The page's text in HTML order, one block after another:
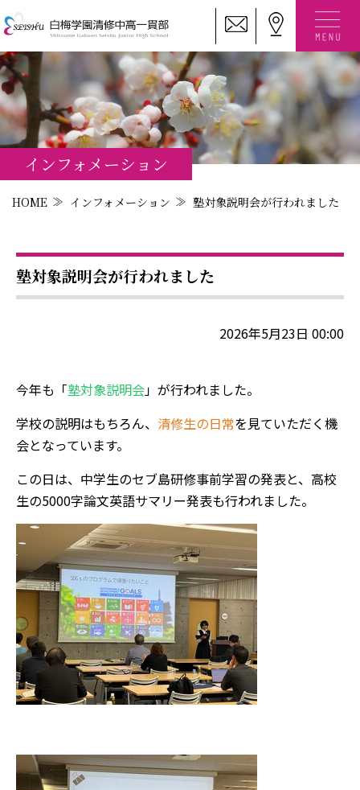
インフォメーション
HOME インフォメーション 塾対象説明会が行われました
塾対象説明会が行われました
2026年5月23日 00:00
今年も「塾対象説明会」が行われました。
学校の説明はもちろん、 清修生の日常を見ていただく機
会となっています。
この日は、中学生のセブ島研修事前学習の発表と、高校
生の5000字論文英語サマリー発表も行われました。